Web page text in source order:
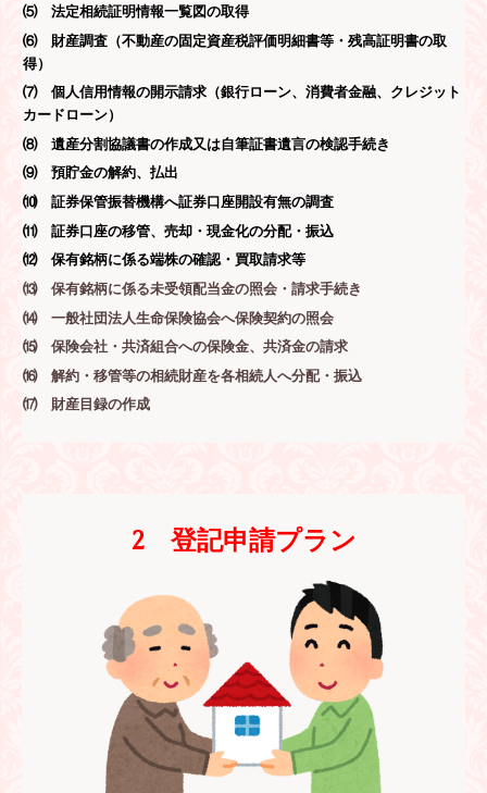
⑸ 法定相続証明情報一覧図の取得
⑹ 財産調査（不動産の固定資産税評価明細書等 ・残高証明書の取
得）
⑺ 個人信用情報の開示請求（銀行ローン、消費者金融、クレジット
カードローン）
⑻ 遺産分割協議書の作成又は自筆証書遺言の検認手続き
⑼ 預貯金の解約、払出
⑽証券保管振替機構へ証券口座開設有無の調査
⑾証券口座の移管、売却・現金化の分配・振込
⑿保有銘柄に係る端株の確認・買取請求等
⒀保有銘柄に係る未受領配当金の照会・請求手続き
⒁一般社団法人生命保険協会へ保険契約の照会
⒂保険会社・共済組合への保険金、共済金の請求
⒃ 解約・移管等の相続財産を各相続人へ分配・振込
⒄ 財産目録の作成
2 登記申請プラン